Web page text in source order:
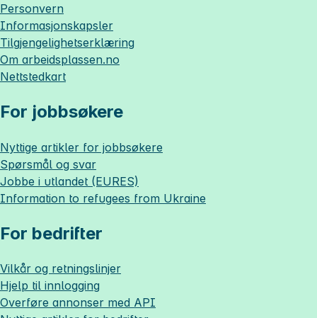
Personvern
Informasjonskapsler
Tilgjengelighetserklæring
Om arbeidsplassen.no
Nettstedkart
For jobbsøkere
Nyttige artikler for jobbsøkere
Spørsmål og svar
Jobbe i utlandet (EURES)
Information to refugees from Ukraine
For bedrifter
Vilkår og retningslinjer
Hjelp til innlogging
Overføre annonser med API